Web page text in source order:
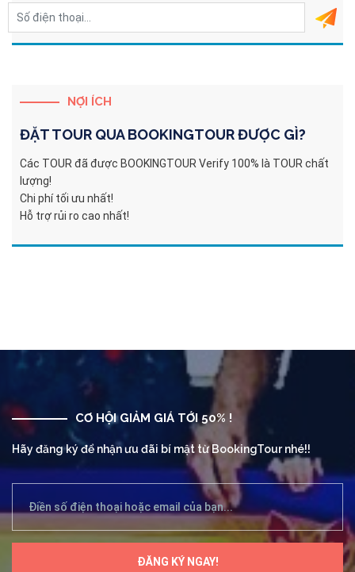
NỢI ÍCH
ĐẶT TOUR QUABOOKINGTOURĐƯỢC GÌ?
Các TOUR đã được BOOKINGTOUR Verify 100% là TOUR chất
lượng!
Chi phí tối ưu nhất!
Hỗ trợ rủi ro cao nhất!
CƠ HỘI GIẢM GIÁ TỚI 50% !
Hãy đăng ký để nhận ưu đãi bí mật từ BookingTour nhé!!